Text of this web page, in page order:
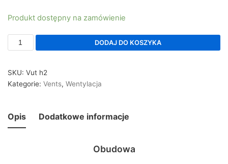
Produkt dostępny na zamówienie
DODAJ DO KOSZYKA
SKU: Vut h2
Kategorie: Vents, Wentylacja
Opis Dodatkowe informacje
Obudowa